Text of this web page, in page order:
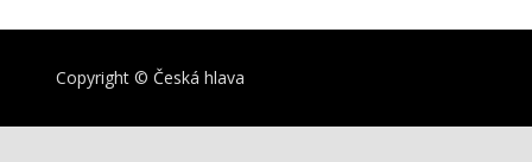
Copyright © Česká hlava